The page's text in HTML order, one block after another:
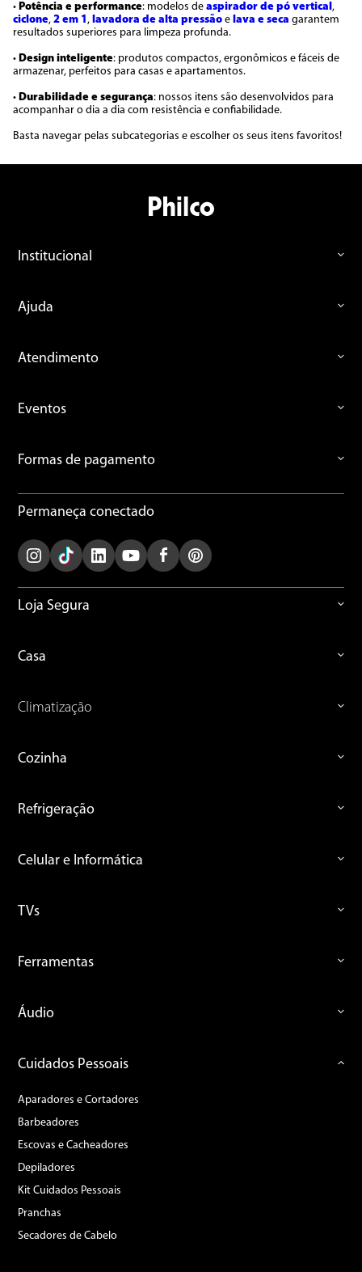
• Potência e performance: modelos de aspirador de pó vertical,
ciclone, 2 em 1, lavadora de alta pressão e lava e seca garantem
resultados superiores para limpeza profunda.
• Design inteligente: produtos compactos, ergonômicos e fáceis de
armazenar, perfeitos para casas e apartamentos.
• Durabilidade e segurança: nossos itens são desenvolvidos para
acompanhar o dia a dia com resistência e confiabilidade.
Basta navegar pelas subcategorias e escolher os seus itens favoritos!
Institucional
Ajuda
Atendimento
Eventos
Formas de pagamento
Permaneça conectado
Loja Segura
Casa
Climatização
Cozinha
Refrigeração
Celular e Informática
TVs
Ferramentas
Áudio
Cuidados Pessoais
Aparadores e Cortadores
Barbeadores
Escovas e Cacheadores
Depiladores
Kit Cuidados Pessoais
Pranchas
Secadores de Cabelo